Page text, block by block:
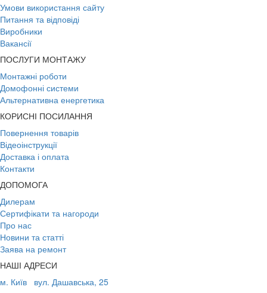
Умови використання сайту
Питання та відповіді
Виробники
Вакансії
ПОСЛУГИ МОНТАЖУ
Монтажні роботи
Домофонні системи
Альтернативна енергетика
КОРИСНІ ПОСИЛАННЯ
Повернення товарів
Відеоінструкції
Доставка і оплата
Контакти
ДОПОМОГА
Дилерам
Сертифікати та нагороди
Про нас
Новини та статті
Заява на ремонт
НАШІ АДРЕСИ
м. Київ
вул. Дашавська, 25